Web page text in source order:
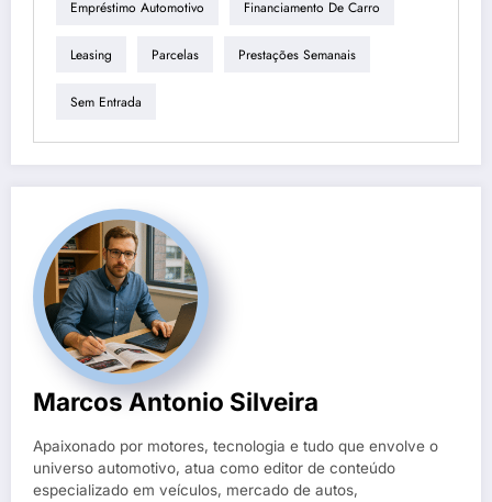
Empréstimo Automotivo Financiamento De Carro
Leasing Parcelas Prestações Semanais
Sem Entrada
Marcos Antonio Silveira
Apaixonado por motores, tecnologia e tudo que envolve o
universo automotivo, atua como editor de conteúdo
especializado em veículos, mercado de autos,